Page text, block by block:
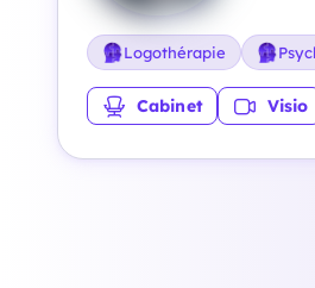
Logothérapie
Cabinet Visio